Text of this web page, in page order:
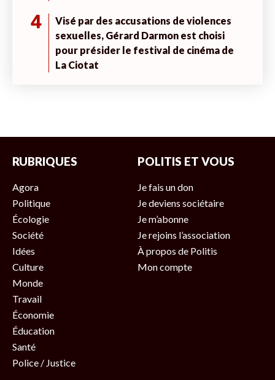
4
Visé par des accusations de violences
sexuelles, Gérard Darmon est choisi
pour présider le festival de cinéma de
La Ciotat
RUBRIQUES
Agora
Politique
Écologie
Société
Idées
Culture
Monde
Travail
Économie
Éducation
Santé
Police / Justice
POLITIS ET VOUS
Je fais un don
Je deviens sociétaire
Je m’abonne
Je rejoins l’association
À propos de Politis
Mon compte